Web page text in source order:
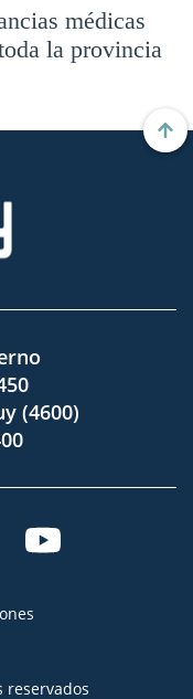
médicas
la provincia
(4600)
reservados